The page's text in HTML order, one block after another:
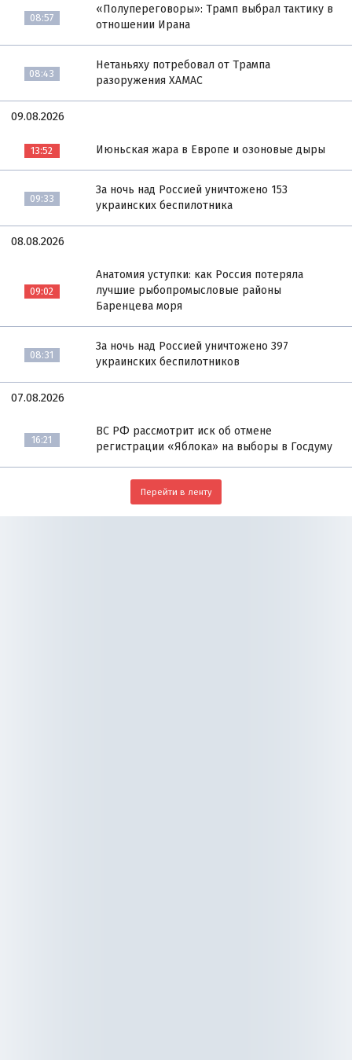
08:57
«Полупереговоры»: Трамп выбрал тактику в
отношении Ирана
08:43
Нетаньяху потребовал от Трампа
разоружения ХАМАС
09.08.2026
13:52 Июньская жара в Европе и озоновые дыры
09:33
За ночь над Россией уничтожено 153
украинских беспилотника
08.08.2026
09:02
Анатомия уступки: как Россия потеряла
лучшие рыбопромысловые районы
Баренцева моря
08:31
За ночь над Россией уничтожено 397
украинских беспилотников
07.08.2026
16:21
ВС РФ рассмотрит иск об отмене
регистрации «Яблока» на выборы в Госдуму
Перейти в ленту